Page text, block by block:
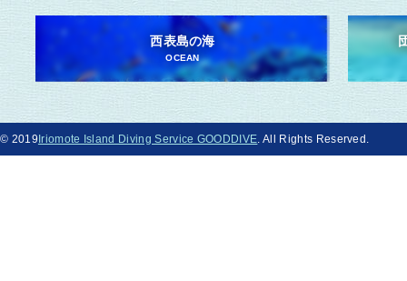
西表島の海
OCEAN
© 2019Iriomote Island Diving Service GOODDIVE . All Rights Reserved.